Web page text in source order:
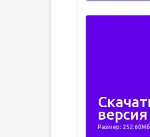
версия
Размер: 252.60Мб